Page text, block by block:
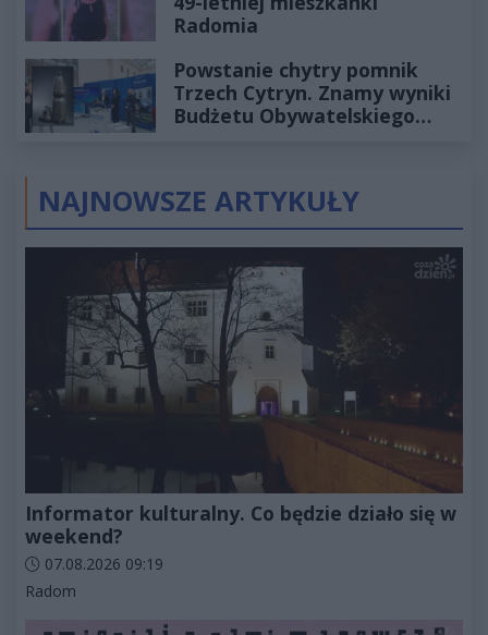
Radomia
Powstanie chytry pomnik
Trzech Cytryn. Znamy wyniki
Budżetu Obywatelskiego
NAJNOWSZE ARTYKUŁY
Informator kulturalny. Co będzie działo się w
weekend?
Data dodania artykułu:
07.08.2026 09:19
Kategorie artykułu:
Radom